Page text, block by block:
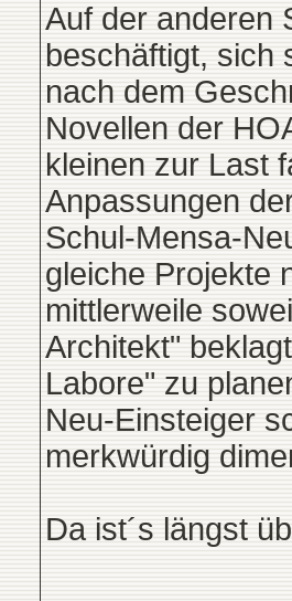
Auf der anderen
beschäftigt, sich
nach dem
Novellen der
kleinen zur Last
Anpassungen
Schul-Mensa-
gleiche Projekte
mittlerweile
Architekt"
Labore" zu
Neu-Einsteiger
merkwürdig
Da ist´s längst